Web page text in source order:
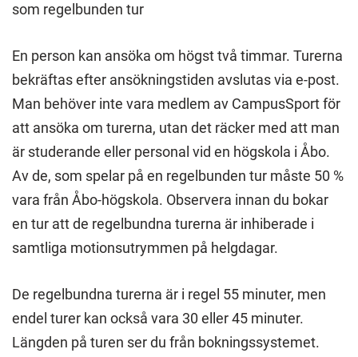
som regelbunden tur
En person kan ansöka om högst två timmar. Turerna
bekräftas efter ansökningstiden avslutas via e-post.
Man behöver inte vara medlem av CampusSport för
att ansöka om turerna, utan det räcker med att man
är studerande eller personal vid en högskola i Åbo.
Av de, som spelar på en regelbunden tur måste 50 %
vara från Åbo-högskola. Observera innan du bokar
en tur att de regelbundna turerna är inhiberade i
samtliga motionsutrymmen på helgdagar.
De regelbundna turerna är i regel 55 minuter, men
endel turer kan också vara 30 eller 45 minuter.
Längden på turen ser du från bokningssystemet.